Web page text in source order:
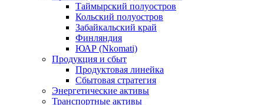
Таймырский полуостров
Кольский полуостров
Забайкальский край
Финляндия
ЮАР (Nkomati)
Продукция и сбыт
Продуктовая линейка
Сбытовая стратегия
Энергетические активы
Транспортные активы